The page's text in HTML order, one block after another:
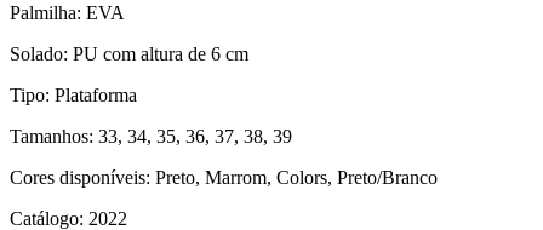
Palmilha: EVA
Solado: PU com altura de 6 cm
Tipo: Plataforma
Tamanhos: 33, 34, 35, 36, 37, 38, 39
Cores disponíveis: Preto, Marrom, Colors, Preto/Branco
Catálogo: 2022